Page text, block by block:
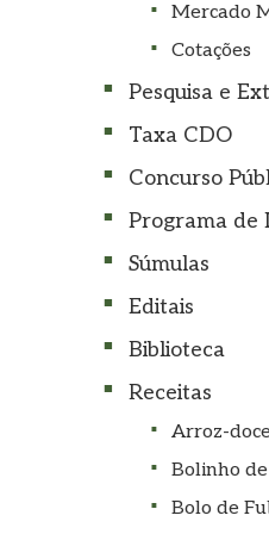
Mercado
Cotações
Pesquisa e
Taxa CDO
Concurso
Programa de
Súmulas
Editais
Biblioteca
Receitas
Arroz-doce
Bolinho
Bolo de